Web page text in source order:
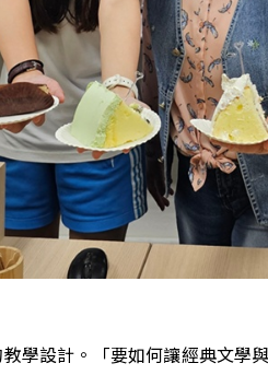
學設計。「要如何讓經典文